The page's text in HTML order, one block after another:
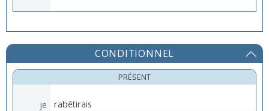
CONDITIONNEL
PRÉSENT
je
rabêtirais